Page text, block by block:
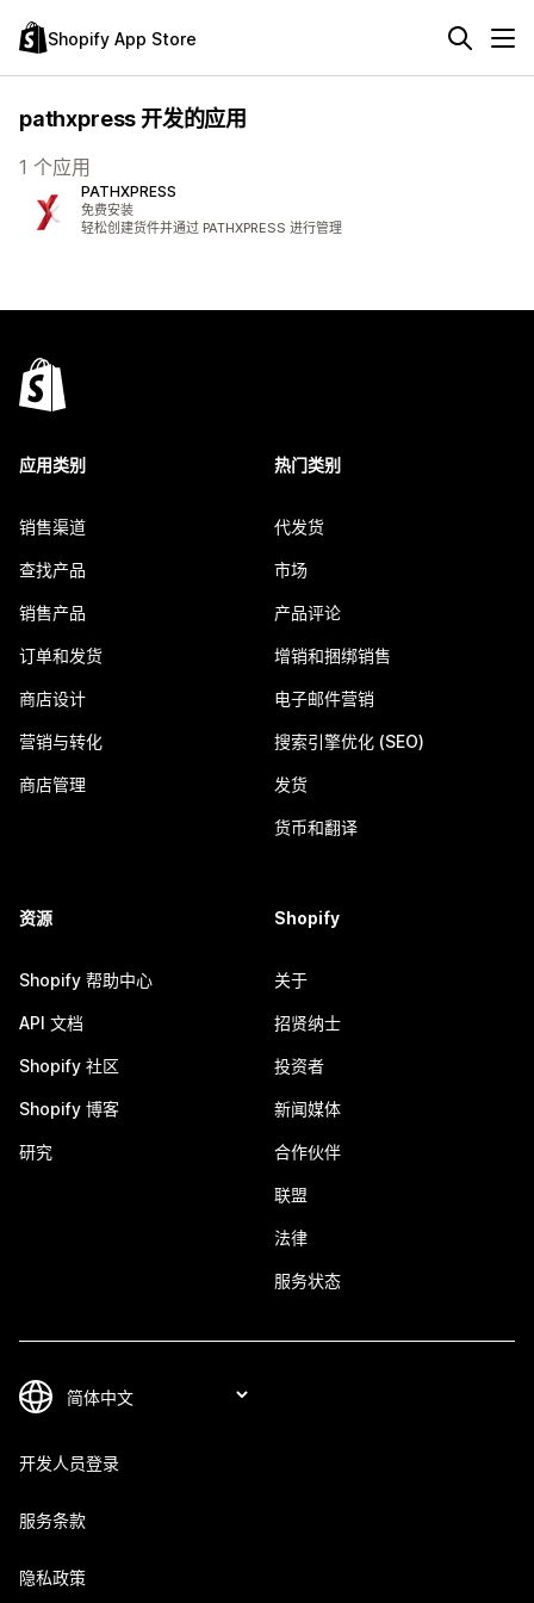
Shopify App Store
pathxpress 开发的应用
1 个应用
PATHXPRESS
免费安装
轻松创建货件并通过 PATHXPRESS 进行管理
应用类别
销售渠道
查找产品
销售产品
订单和发货
商店设计
营销与转化
商店管理
热门类别
代发货
市场
产品评论
增销和捆绑销售
电子邮件营销
搜索引擎优化 (SEO)
发货
货币和翻译
资源
Shopify 帮助中心
API 文档
Shopify 社区
Shopify 博客
研究
Shopify
关于
招贤纳士
投资者
新闻媒体
合作伙伴
联盟
法律
服务状态
开发人员登录
服务条款
隐私政策